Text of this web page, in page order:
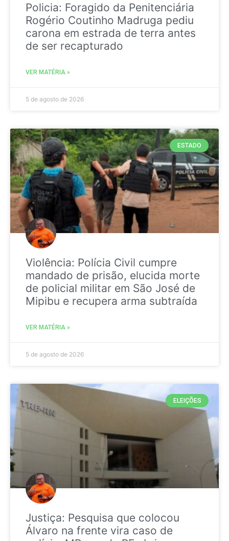
Policia: Foragido da Penitenciária
Rogério Coutinho Madruga pediu
carona em estrada de terra antes
de ser recapturado
VER MATÉRIA »
5 de agosto de 2026
ESTADO
Violência: Polícia Civil cumpre
mandado de prisão, elucida morte
de policial militar em São José de
Mipibu e recupera arma subtraída
VER MATÉRIA »
5 de agosto de 2026
ELEIÇÕES
Justiça: Pesquisa que colocou
Álvaro na frente vira caso de